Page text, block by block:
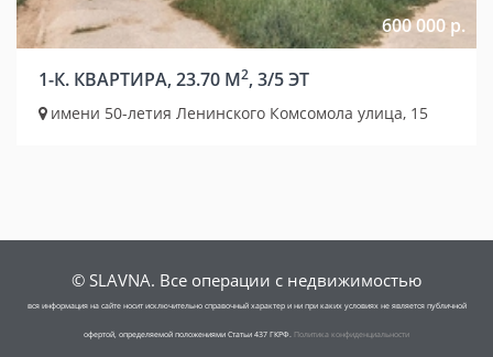
600 000 р.
1-К. КВАРТИРА, 23.70 М2, 3/5 ЭТ
имени 50-летия Ленинского Комсомола улица, 15
© SLAVNA. Все операции с недвижимостью
вся информация на сайте носит исключительно справочный характер и ни при каких условиях не является публичной
офертой, определяемой положениями Статьи 437 ГКРФ. Политика конфиденциальности